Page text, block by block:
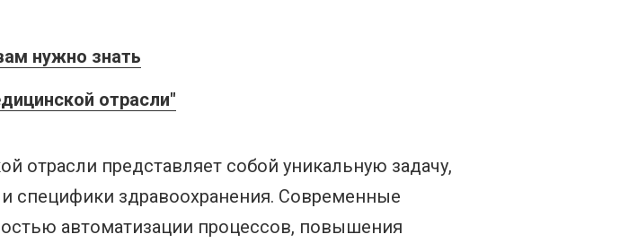
нужно знать
отрасли"
отрасли представляет собой уникальную задачу,
специфики здравоохранения. Современные
автоматизации процессов, повышения